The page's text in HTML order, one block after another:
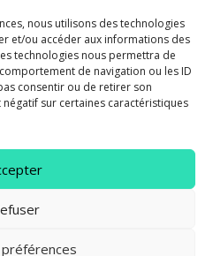
nous utilisons des technologies
et/ou accéder aux informations des
technologies nous permettra de
de navigation ou les ID
consentir ou de retirer son
sur certaines caractéristiques